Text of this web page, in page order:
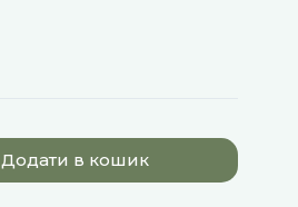
Додати в кошик